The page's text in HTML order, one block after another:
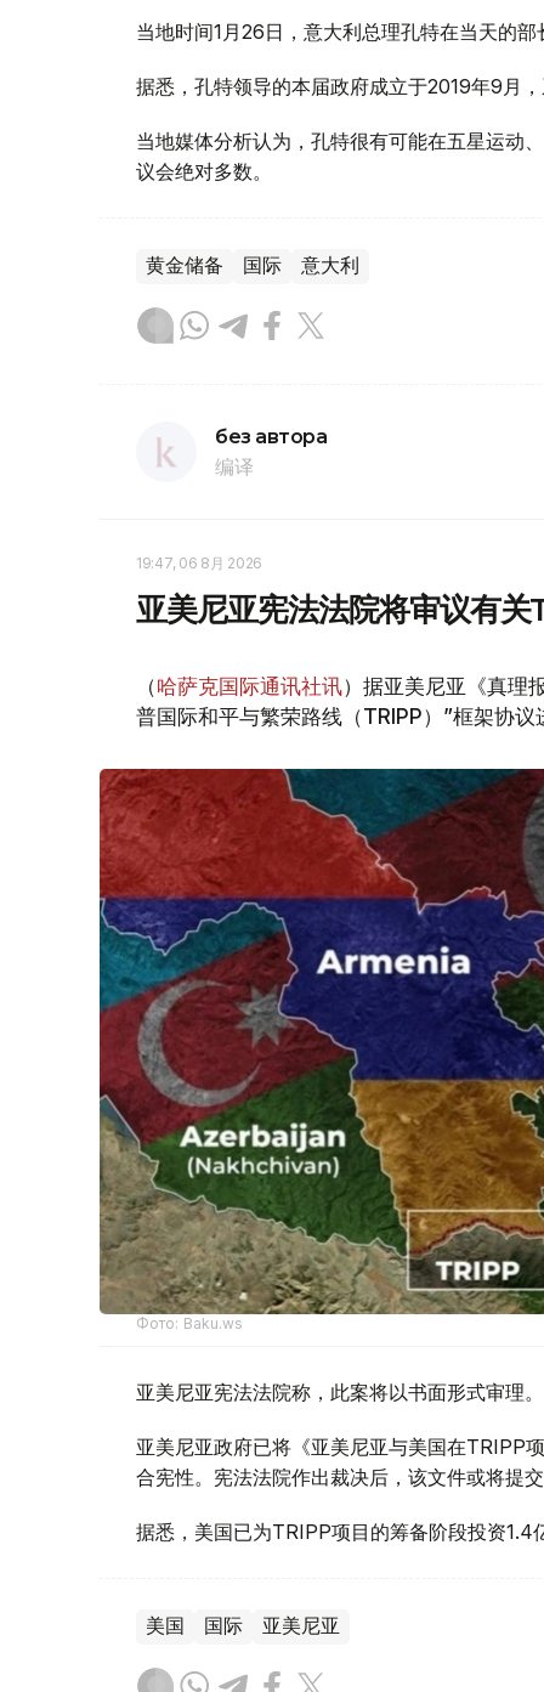
当地时间1月26日，意大利总理孔特在当天的
据悉，孔特领导的本届政府成立于2019年9月
当地媒体分析认为，孔特很有可能在五星运动
议会绝对多数。
黄金储备 国际 意大利
без автора
编译
19:47, 06 8月 2026
亚美尼亚宪法法院将审议有关
（哈萨克国际通讯社讯）据亚美尼亚《真理
普国际和平与繁荣路线（TRIPP）”框架协议
Фото: Baku.ws
亚美尼亚宪法法院称，此案将以书面形式审理。
亚美尼亚政府已将《亚美尼亚与美国在TRIPP
合宪性。宪法法院作出裁决后，该文件或将提交
据悉，美国已为TRIPP项目的筹备阶段投资1.4
美国 国际 亚美尼亚